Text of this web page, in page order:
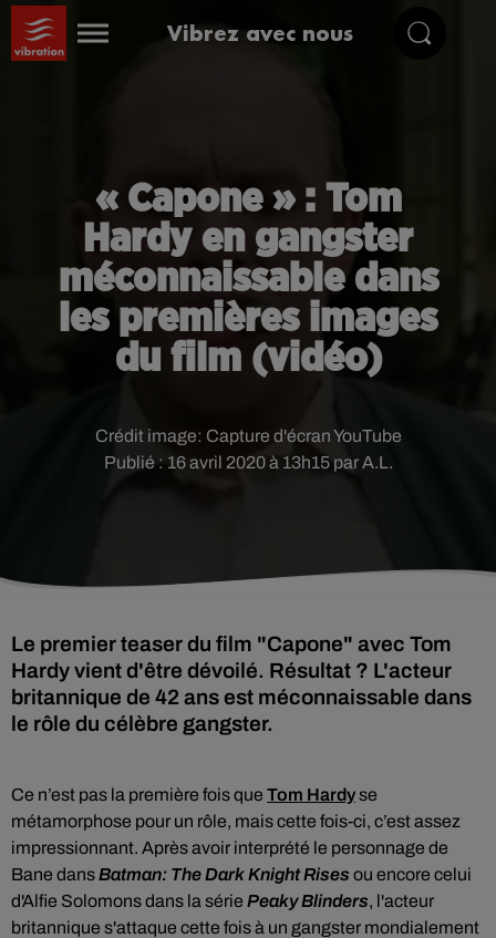
Vibrez avec nous
« Capone » : Tom
Hardy en gangster
méconnaissable dans
les premières images
du film (vidéo)
Publié : 16 avril 2020 à 13h15 par A.L.
Crédit image: Capture d'écran YouTube
Le premier teaser du film "Capone" avec Tom
Hardy vient d'être dévoilé. Résultat ? L'acteur
britannique de 42 ans est méconnaissable dans
le rôle du célèbre gangster.
Ce n’est pas la première fois que Tom Hardyse
métamorphose pour un rôle, mais cette fois-ci, c’est assez
impressionnant. Après avoir interprété le personnage de
Bane dansBatman: The Dark Knight Rises ou encore celui
d'Alfie Solomons dans la série Peaky Blinders, l'acteur
britannique s'attaque cette fois à un gangster mondialement